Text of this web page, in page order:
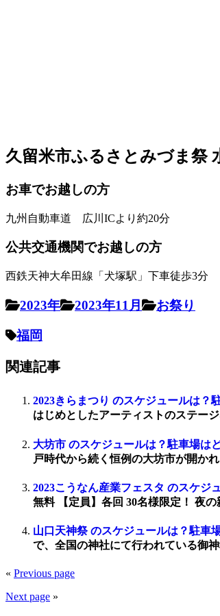
久留米市ふるさとみづま祭
お車でお越しの方
九州自動車道 広川ICより約20分
公共交通機関でお越しの方
西鉄天神大牟田線「犬塚駅」下車徒歩3分
2023年 2023年11月 お祭り
福岡
関連記事
2023きらまつり のスケジュールは？
はじめとしたアーティストのステー
大坊市 のスケジュールは？駐車場は
戸時代から続く恒例の大坊市が開か
2023こうなん産業フェスタ のスケジ
無料 【定員】各回 30名様限定！ 夜
山口天神祭 のスケジュールは？駐車
で、全国の神社にて行われている御
« Previous page
Next page »